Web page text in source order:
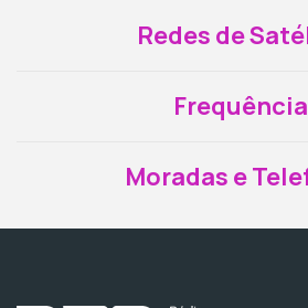
Redes de
Moradas e